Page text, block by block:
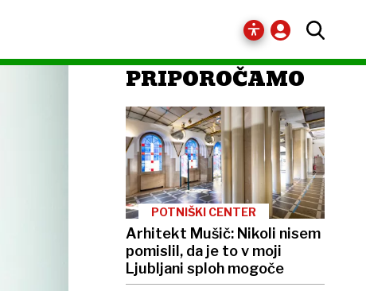
PRIPOROČAMO
POTNIŠKI CENTER
Arhitekt Mušič: Nikoli nisem
pomislil, da je to v moji
Ljubljani sploh mogoče